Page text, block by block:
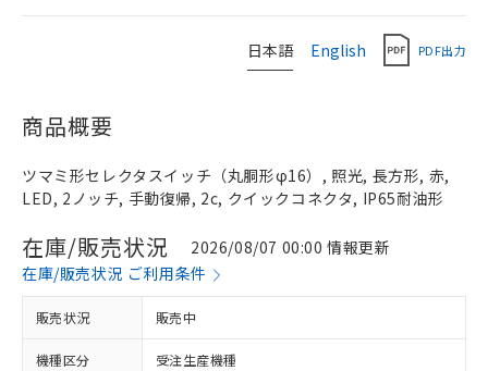
日本語 English PDF出力
商品概要
ツマミ形セレクタスイッチ（丸胴形φ16）, 照光, 長方形, 赤,
LED, 2ノッチ, 手動復帰, 2c, クイックコネクタ, IP65耐油形
在庫/販売状況
2026/08/07 00:00 情報更新
在庫/販売状況 ご利用条件
販売状況 販売中
機種区分 受注生産機種